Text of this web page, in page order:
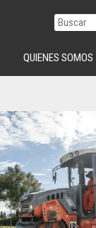
QUIENES SOMOS